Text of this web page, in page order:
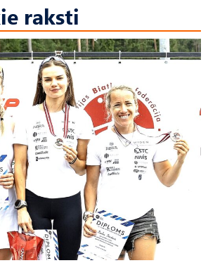
raksti